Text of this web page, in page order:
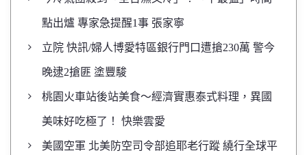
點出爐 專家急提醒1事 張家寧
立院 快訊/婦人博愛特區銀行門口遭搶230萬 警今
晚逮2搶匪 塗豐駿
桃園火車站後站美食～經濟實惠泰式料理，異國
美味好吃極了！ 快樂雲愛
美國空軍 北美防空司令部追耶老行蹤 繞行全球平